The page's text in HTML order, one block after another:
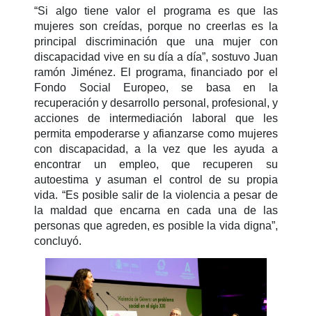
“Si algo tiene valor el programa es que las
mujeres son creídas, porque no creerlas es la
principal discriminación que una mujer con
discapacidad vive en su día a día”, sostuvo Juan
ramón Jiménez. El programa, financiado por el
Fondo Social Europeo, se basa en la
recuperación y desarrollo personal, profesional, y
acciones de intermediación laboral que les
permita empoderarse y afianzarse como mujeres
con discapacidad, a la vez que les ayuda a
encontrar un empleo, que recuperen su
autoestima y asuman el control de su propia
vida. “Es posible salir de la violencia a pesar de
la maldad que encarna en cada una de las
personas que agreden, es posible la vida digna”,
concluyó.